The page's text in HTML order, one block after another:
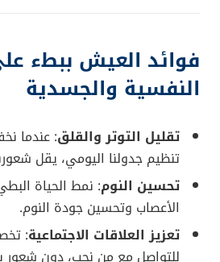
فوائد العيش ببطء
النفسية والجسدية
تقليل التوتر والقلق: عندما
تنظيم جدولنا اليومي، يقل
تحسين النوم: نمط الحياة
الأعصاب وتحسين جودة النوم.
تعزيز العلاقات الاجتماعية: